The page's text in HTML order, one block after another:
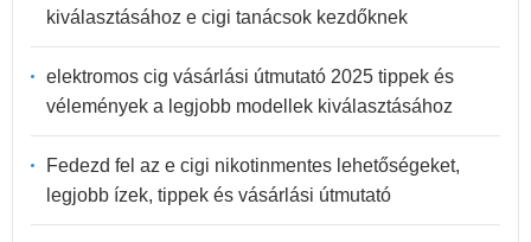
kiválasztásához e cigi tanácsok kezdőknek
elektromos cig vásárlási útmutató 2025 tippek és
vélemények a legjobb modellek kiválasztásához
Fedezd fel az e cigi nikotinmentes lehetőségeket,
legjobb ízek, tippek és vásárlási útmutató